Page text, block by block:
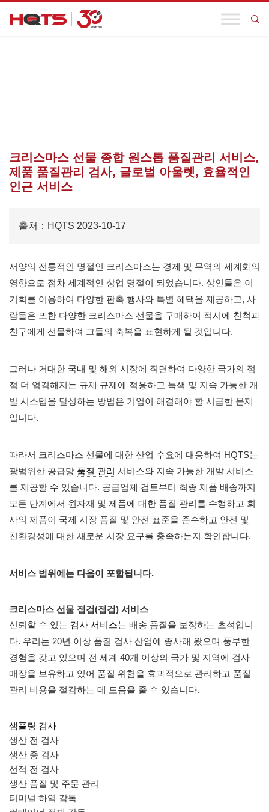
크리스마스 선물 종합 원스톱 품질관리 서비스,
제품 품질관리 검사, 글로벌 아울렛, 효율적인
인근 서비스
출처：HQTS 2023-10-17
서양의 전통적인 명절인 크리스마스는 경제 및 무역의 세계화의
영향으로 점차 세계적인 상업 명절이 되었습니다. 상인들은 이
기회를 이용하여 다양한 판촉 행사와 특별 혜택을 제공하고, 사
람들은 또한 다양한 크리스마스 선물을 구매하여 적시에 친척과
친구에게 선물하여 그들의 축복을 표현하게 될 것입니다.
그러나 거대한 국내 및 해외 시장에 직면하여 다양한 국가의 점
점 더 엄격해지는 규제 규제에 적응하고 녹색 및 지속 가능한 개
발 시스템을 달성하는 방법은 기업이 해결해야 할 시급한 문제
입니다.
따라서 크리스마스 선물에 대한 산업 수요에 대응하여 HQTS는
광범위한 공급망 품질 관리 서비스와 지속 가능한 개발 서비스
를 제공할 수 있습니다. 공급업체 검토부터 최종 제품 배송까지
모든 단계에서 원자재 및 제품에 대한 품질 관리를 수행하고 회
사의 제품이 국제 시장 품질 및 안전 표준을 준수하고 안전 및
친환경성에 대한 새로운 시장 요구를 충족하는지 확인합니다.
서비스 범위에는 다음이 포함됩니다.
크리스마스 선물 점검(점검) 서비스
신뢰할 수 있는 검사 서비스는 배송 품질을 보장하는 초석입니
다. 우리는 20년 이상 품질 검사 산업에 종사해 왔으며 풍부한
경험을 갖고 있으며 전 세계 40개 이상의 국가 및 지역에 검사
매장을 보유하고 있어 품질 위험을 효과적으로 관리하고 품질
관리 비용을 절감하는 데 도움을 줄 수 있습니다.
샘플링 검사
생산 전 검사
생산 중 검사
선적 전 검사
생산 품질 및 주문 관리
터미널 하역 감독